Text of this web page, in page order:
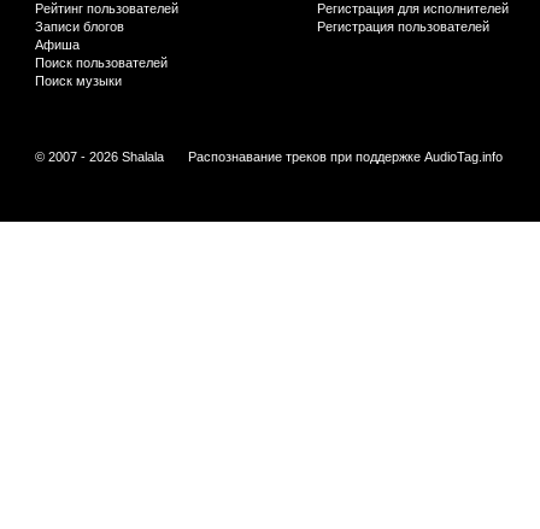
Рейтинг пользователей
Записи блогов
Афиша
Поиск пользователей
Поиск музыки
Регистрация для исполнителей
Регистрация пользователей
© 2007 - 2026 Shalala Распознавание треков при поддержке AudioTag.info